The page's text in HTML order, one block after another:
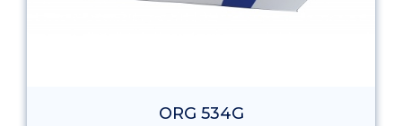
ORG 534G